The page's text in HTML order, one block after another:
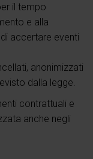
il tempo
e alla
accertare eventi
anonimizzati
dalla legge.
contrattuali e
anche negli